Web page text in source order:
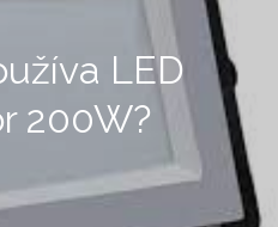
LED
200W?